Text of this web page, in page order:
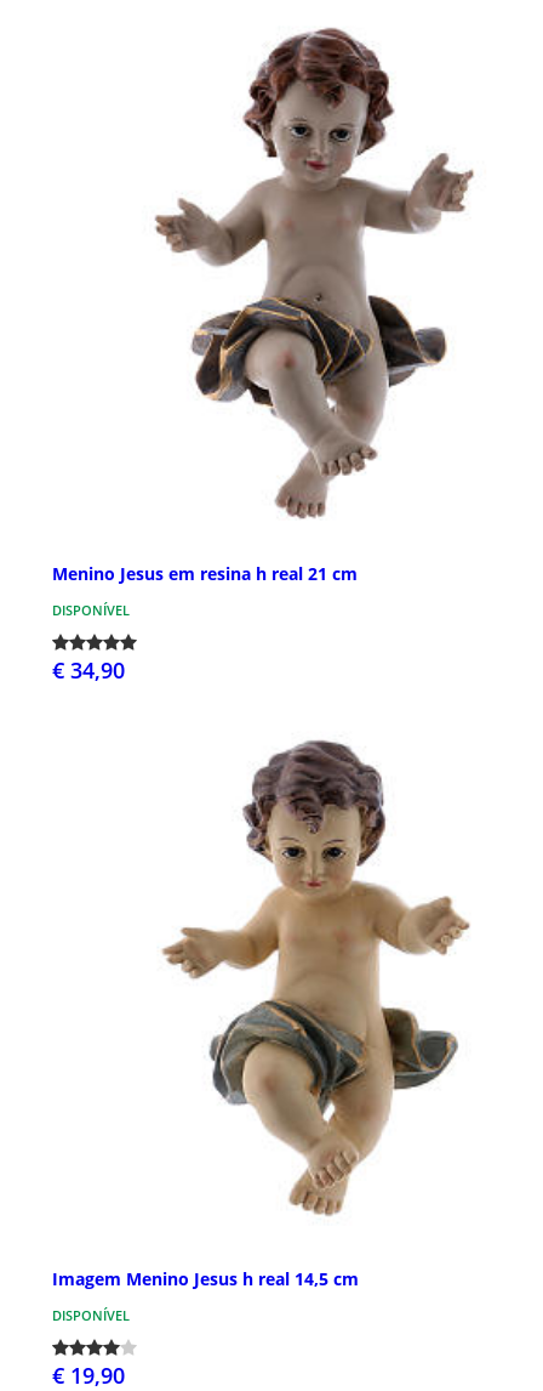
Menino Jesus em resina h real 21 cm
DISPONÍVEL
€ 34,90
Imagem Menino Jesus h real 14,5 cm
DISPONÍVEL
€ 19,90